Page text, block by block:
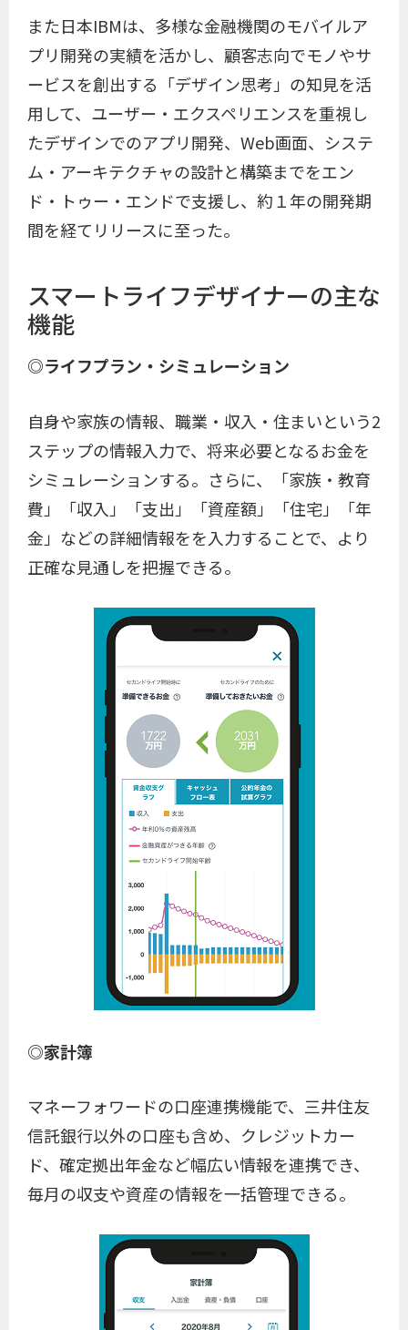
また日本IBMは、多様な金融機関のモバイルア
プリ開発の実績を活かし、顧客志向でモノやサ
ービスを創出する「デザイン思考」の知見を活
用して、ユーザー・エクスペリエンスを重視し
たデザインでのアプリ開発、Web画面、システ
ム・アーキテクチャの設計と構築までをエン
ド・トゥー・エンドで支援し、約１年の開発期
間を経てリリースに至った。
スマートライフデザイナーの主な
機能
◎ライフプラン・シミュレーション
自身や家族の情報、職業・収入・住まいという2
ステップの情報入力で、将来必要となるお金を
シミュレーションする。さらに、「家族・教育
費」「収入」「支出」「資産額」「住宅」「年
金」などの詳細情報をを入力することで、より
正確な見通しを把握できる。
◎家計簿
マネーフォワードの口座連携機能で、三井住友
信託銀行以外の口座も含め、クレジットカー
ド、確定拠出年金など幅広い情報を連携でき、
毎月の収支や資産の情報を一括管理できる。